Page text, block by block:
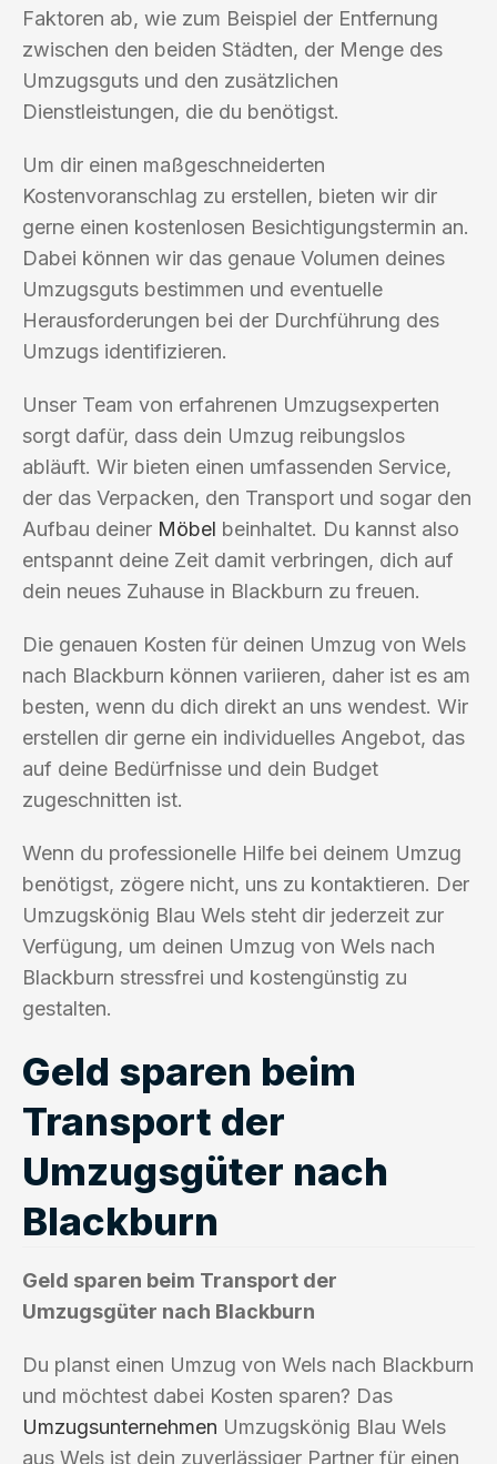
Faktoren ab, wie zum Beispiel der Entfernung
zwischen den beiden Städten, der Menge des
Umzugsguts und den zusätzlichen
Dienstleistungen, die du benötigst.
Um dir einen maßgeschneiderten
Kostenvoranschlag zu erstellen, bieten wir dir
gerne einen kostenlosen Besichtigungstermin an.
Dabei können wir das genaue Volumen deines
Umzugsguts bestimmen und eventuelle
Herausforderungen bei der Durchführung des
Umzugs identifizieren.
Unser Team von erfahrenen Umzugsexperten
sorgt dafür, dass dein Umzug reibungslos
abläuft. Wir bieten einen umfassenden Service,
der das Verpacken, den Transport und sogar den
Aufbau deiner Möbel beinhaltet. Du kannst also
entspannt deine Zeit damit verbringen, dich auf
dein neues Zuhause in Blackburn zu freuen.
Die genauen Kosten für deinen Umzug von Wels
nach Blackburn können variieren, daher ist es am
besten, wenn du dich direkt an uns wendest. Wir
erstellen dir gerne ein individuelles Angebot, das
auf deine Bedürfnisse und dein Budget
zugeschnitten ist.
Wenn du professionelle Hilfe bei deinem Umzug
benötigst, zögere nicht, uns zu kontaktieren. Der
Umzugskönig Blau Wels steht dir jederzeit zur
Verfügung, um deinen Umzug von Wels nach
Blackburn stressfrei und kostengünstig zu
gestalten.
Geld sparen beim
Transport der
Umzugsgüter nach
Blackburn
Geld sparen beim Transport der
Umzugsgüter nach Blackburn
Du planst einen Umzug von Wels nach Blackburn
und möchtest dabei Kosten sparen? Das
Umzugsunternehmen Umzugskönig Blau Wels
aus Wels ist dein zuverlässiger Partner für einen